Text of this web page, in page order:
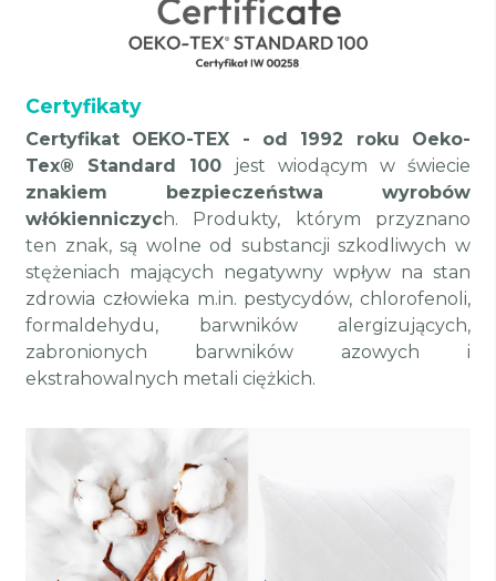
Certyfikaty
Certyfikat OEKO-TEX - od 1992 roku Oeko-
Tex® Standard 100 jest wiodącym w świecie
znakiem bezpieczeństwa wyrobów
włókienniczych. Produkty, którym przyznano
ten znak, są wolne od substancji szkodliwych w
stężeniach mających negatywny wpływ na stan
zdrowia człowieka m.in. pestycydów, chlorofenoli,
formaldehydu, barwników alergizujących,
zabronionych barwników azowych i
ekstrahowalnych metali ciężkich.